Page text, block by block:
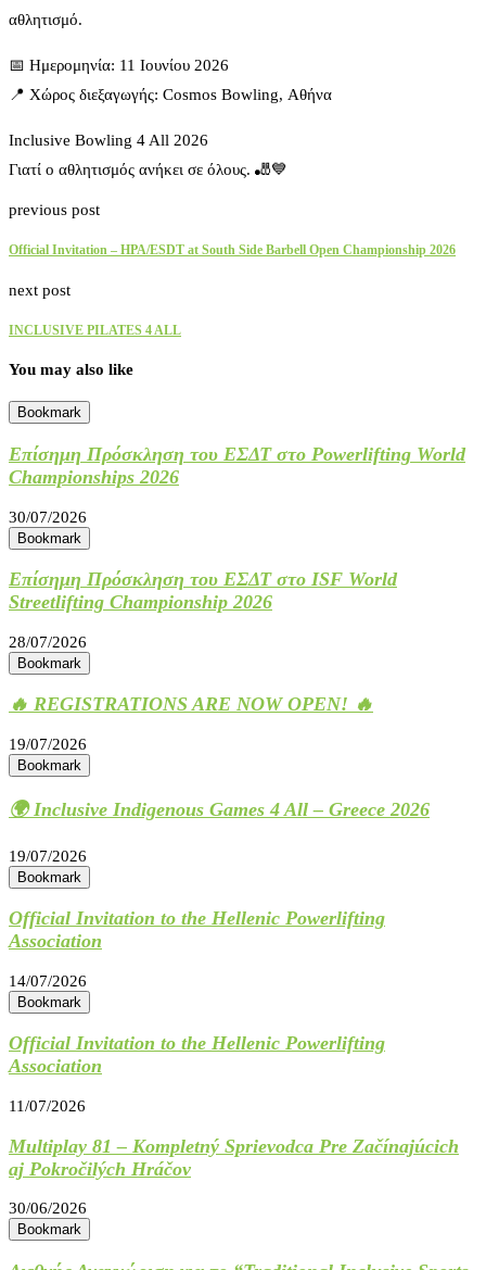
αθλητισμό.
📅 Ημερομηνία: 11 Ιουνίου 2026
📍 Χώρος διεξαγωγής: Cosmos Bowling, Αθήνα
Inclusive Bowling 4 All 2026
Γιατί ο αθλητισμός ανήκει σε όλους. 🎳💙
previous post
Official Invitation – HPA/ESDT at South Side Barbell Open Championship 2026
next post
INCLUSIVE PILATES 4 ALL
You may also like
Bookmark
Επίσημη Πρόσκληση του ΕΣΔΤ στο Powerlifting World
Championships 2026
30/07/2026
Bookmark
Επίσημη Πρόσκληση του ΕΣΔΤ στο ISF World
Streetlifting Championship 2026
28/07/2026
Bookmark
🔥 REGISTRATIONS ARE NOW OPEN! 🔥
19/07/2026
Bookmark
🌍 Inclusive Indigenous Games 4 All – Greece 2026
19/07/2026
Bookmark
Official Invitation to the Hellenic Powerlifting
Association
14/07/2026
Bookmark
Official Invitation to the Hellenic Powerlifting
Association
11/07/2026
Multiplay 81 – Kompletný Sprievodca Pre Začínajúcich
aj Pokročilých Hráčov
30/06/2026
Bookmark